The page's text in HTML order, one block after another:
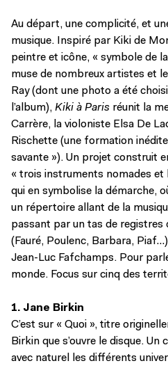
Au départ, une complicité, et
musique. Inspiré par Kiki de
peintre et icône, « symbole de
muse de nombreux artistes et
Ray (dont une photo a été
l’album), Kiki à Paris réunit la
Carrère, la violoniste Elsa De
Rischette (une formation
savante »). Un projet construit
« trois instruments nomades et
qui en symbolise la démarche,
un répertoire allant de la
passant par un tas de registres
(Fauré, Poulenc, Barbara,
Jean-Luc Fafchamps. Pour
monde. Focus sur cinq des
1. Jane Birkin
C’est sur « Quoi », titre
Birkin que s’ouvre le disque.
avec naturel les différents